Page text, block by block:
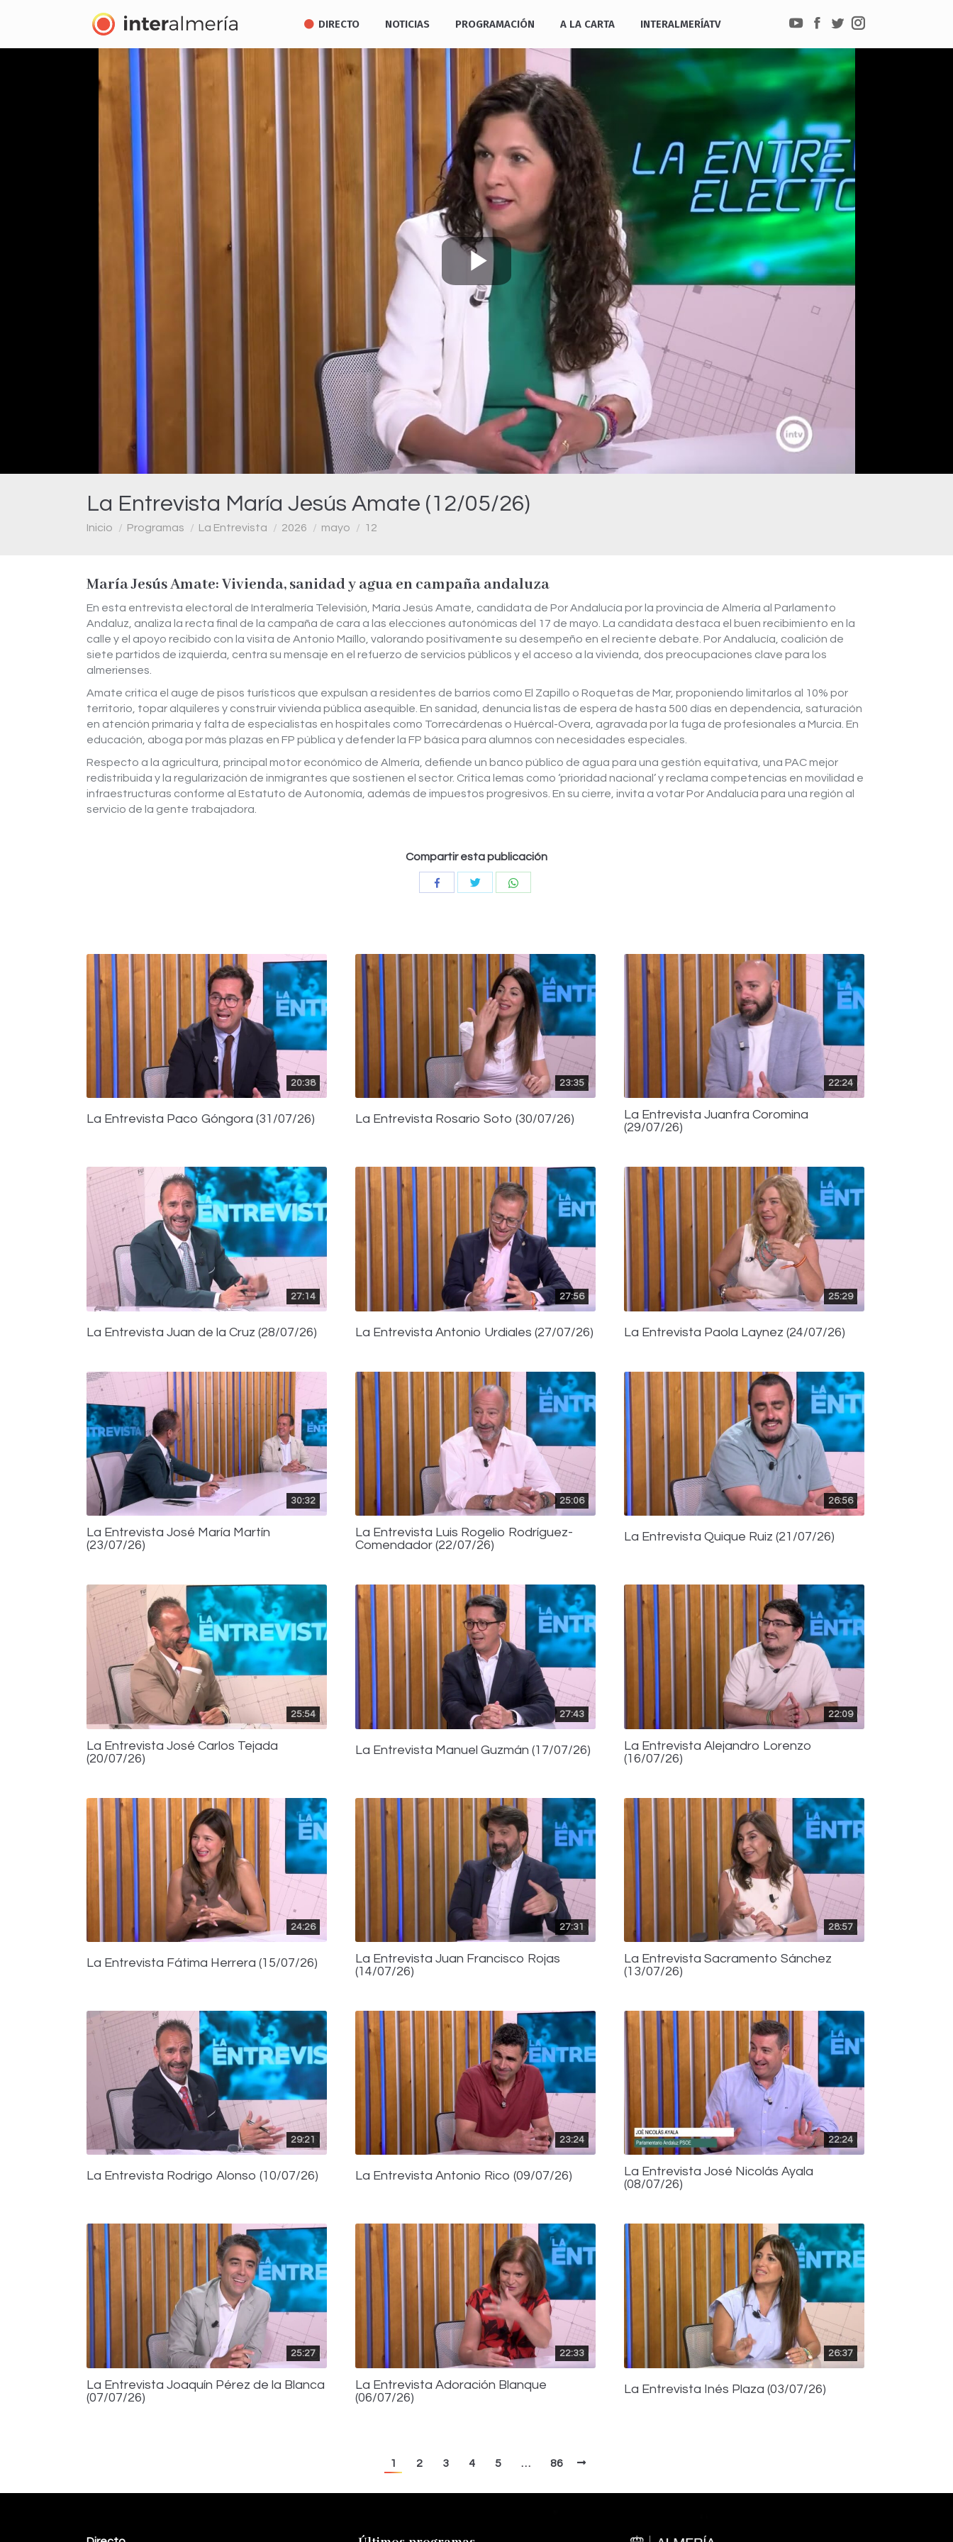
DIRECTO NOTICIAS PROGRAMACIÓN A LA CARTA INTERALMERÍATV
YouTube
Facebook
TwitterInstagram
La Entrevista María Jesús Amate (12/05/26)
Estás aquí:
Inicio Programas La Entrevista 2026 mayo 12
Play
Video
María Jesús Amate: Vivienda, sanidad y agua en campaña andaluza
En esta entrevista electoral de Interalmería Televisión, María Jesús Amate, candidata de Por Andalucía por la provincia de Almería al Parlamento
Andaluz, analiza la recta final de la campaña de cara a las elecciones autonómicas del 17 de mayo. La candidata destaca el buen recibimiento en la
calle y el apoyo recibido con la visita de Antonio Maíllo, valorando positivamente su desempeño en el reciente debate. Por Andalucía, coalición de
siete partidos de izquierda, centra su mensaje en el refuerzo de servicios públicos y el acceso a la vivienda, dos preocupaciones clave para los
almerienses.
Amate critica el auge de pisos turísticos que expulsan a residentes de barrios como El Zapillo o Roquetas de Mar, proponiendo limitarlos al 10% por
territorio, topar alquileres y construir vivienda pública asequible. En sanidad, denuncia listas de espera de hasta 500 días en dependencia, saturación
en atención primaria y falta de especialistas en hospitales como Torrecárdenas o Huércal-Overa, agravada por la fuga de profesionales a Murcia. En
educación, aboga por más plazas en FP pública y defender la FP básica para alumnos con necesidades especiales.
Respecto a la agricultura, principal motor económico de Almería, defiende un banco público de agua para una gestión equitativa, una PAC mejor
redistribuida y la regularización de inmigrantes que sostienen el sector. Critica lemas como ‘prioridad nacional’ y reclama competencias en movilidad e
infraestructuras conforme al Estatuto de Autonomía, además de impuestos progresivos. En su cierre, invita a votar Por Andalucía para una región al
servicio de la gente trabajadora.
Compartir esta publicación
CompartirCompartir
20:38
La Entrevista Paco Góngora (31/07/26)
23:35
La Entrevista Rosario Soto (30/07/26)
22:24
La Entrevista Juanfra Coromina
(29/07/26)
27:14
La Entrevista Juan de la Cruz (28/07/26)
27:56
La Entrevista Antonio Urdiales (27/07/26)
25:29
La Entrevista Paola Laynez (24/07/26)
30:32
La Entrevista José María Martín
(23/07/26)
25:06
La Entrevista Luis Rogelio Rodríguez-
Comendador (22/07/26)
26:56
La Entrevista Quique Ruiz (21/07/26)
25:54
La Entrevista José Carlos Tejada
(20/07/26)
27:43
La Entrevista Manuel Guzmán (17/07/26)
22:09
La Entrevista Alejandro Lorenzo
(16/07/26)
24:26
La Entrevista Fátima Herrera (15/07/26)
27:31
La Entrevista Juan Francisco Rojas
(14/07/26)
28:57
La Entrevista Sacramento Sánchez
(13/07/26)
29:21
La Entrevista Rodrigo Alonso (10/07/26)
23:24
La Entrevista Antonio Rico (09/07/26)
22:24
La Entrevista José Nicolás Ayala
(08/07/26)
25:27
La Entrevista Joaquín Pérez de la Blanca
(07/07/26)
22:33
La Entrevista Adoración Blanque
(06/07/26)
26:37
La Entrevista Inés Plaza (03/07/26)
1 2 3 4 5 … 86